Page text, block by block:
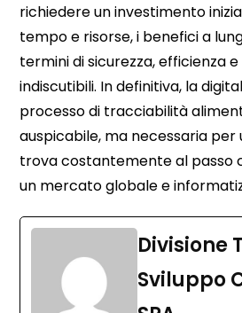
richiedere un investimento
tempo e risorse, i benefici a
termini di sicurezza, efficienza
indiscutibili. In definitiva, la
processo di tracciabilità
auspicabile, ma necessaria
trova costantemente al passo
un mercato globale e
Divisione
Sviluppo